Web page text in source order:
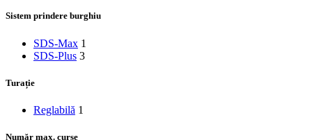
Sistem prindere burghiu
SDS-Max 1
SDS-Plus 3
Turație
Reglabilă 1
Număr max. curse